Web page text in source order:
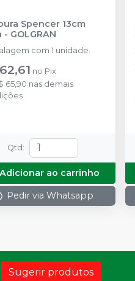
Spencer 13cm
- GOLGRAN
com 1 unidade.
no Pix
65,90 nas demais
Qtd :
Adicionar ao carrinho
Pedir via Whatsapp
Sugerir produtos